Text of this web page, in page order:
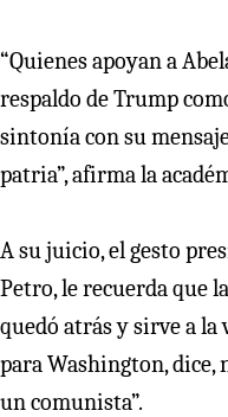
“Quienes apoyan a
respaldo de Trump
sintonía con su
patria”, afirma la
A su juicio, el gesto
Petro, le recuerda que
quedó atrás y sirve a
para Washington, dice,
un comunista”.